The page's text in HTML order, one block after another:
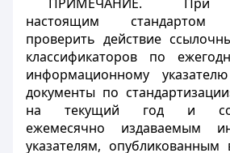
настоящим стандартом
проверить действие
классификаторов по
информационному
документы по
на текущий год и
ежемесячно издаваемым
указателям, опубликованным